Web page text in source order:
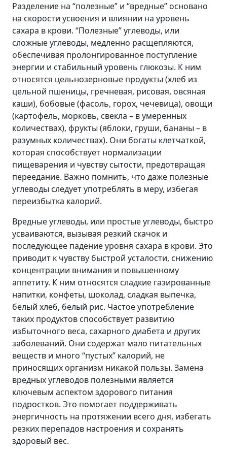
Разделение на “полезные” и “вредные” основано
на скорости усвоения и влиянии на уровень
сахара в крови. “Полезные” углеводы, или
сложные углеводы, медленно расщепляются,
обеспечивая пролонгированное поступление
энергии и стабильный уровень глюкозы. К ним
относятся цельнозерновые продукты (хлеб из
цельной пшеницы, гречневая, рисовая, овсяная
каши), бобовые (фасоль, горох, чечевица), овощи
(картофель, морковь, свекла – в умеренных
количествах), фрукты (яблоки, груши, бананы – в
разумных количествах). Они богаты клетчаткой,
которая способствует нормализации
пищеварения и чувству сытости, предотвращая
переедание. Важно помнить, что даже полезные
углеводы следует употреблять в меру, избегая
переизбытка калорий.
Вредные углеводы, или простые углеводы, быстро
усваиваются, вызывая резкий скачок и
последующее падение уровня сахара в крови. Это
приводит к чувству быстрой усталости, снижению
концентрации внимания и повышенному
аппетиту. К ним относятся сладкие газированные
напитки, конфеты, шоколад, сладкая выпечка,
белый хлеб, белый рис. Частое употребление
таких продуктов способствует развитию
избыточного веса, сахарного диабета и других
заболеваний. Они содержат мало питательных
веществ и много “пустых” калорий, не
приносящих организм никакой пользы. Замена
вредных углеводов полезными является
ключевым аспектом здорового питания
подростков. Это помогает поддерживать
энергичность на протяжении всего дня, избегать
резких перепадов настроения и сохранять
здоровый вес.